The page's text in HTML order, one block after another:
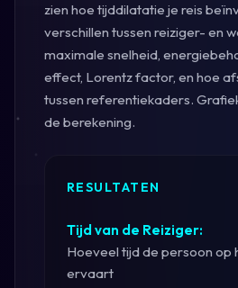
zien hoe tijddilatatie je reis
verschillen tussen reiziger- en
maximale snelheid,
effect, Lorentz factor, en hoe
tussen referentiekaders.
de berekening.
RESULTATEN
Tijd van de Reiziger:
Hoeveel tijd de persoon op
ervaart